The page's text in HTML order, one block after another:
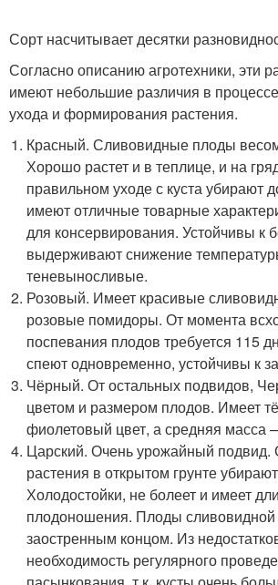
Сорт насчитывает десятки
Согласно описанию агротехники, эти
имеют небольшие различия в
ухода и формирования растения.
Красный. Сливовидные плоды
Хорошо растет и в теплице, и на
правильном уходе с куста убирают
имеют отличные товарные
для консервирования. Устойчивы к
выдерживают снижение
теневыносливые.
Розовый. Имеет красивые
розовые помидоры. От момента
поспевания плодов требуется 115
спеют одновременно, устойчивы к
Чёрный. От остальных подвидов,
цветом и размером плодов. Имеет
фиолетовый цвет, а средняя масса
Царский. Очень урожайный подвид.
растения в открытом грунте
Холодостойки, не болеет и имеет
плодоношения. Плоды
заостренным концом. Из
необходимость регулярного